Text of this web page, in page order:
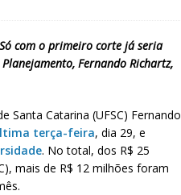
com o primeiro corte já seria
Fernando Richartz,
Santa Catarina (UFSC) Fernando
terça-feira, dia 29, e
. No total, dos R$ 25
mais de R$ 12 milhões foram